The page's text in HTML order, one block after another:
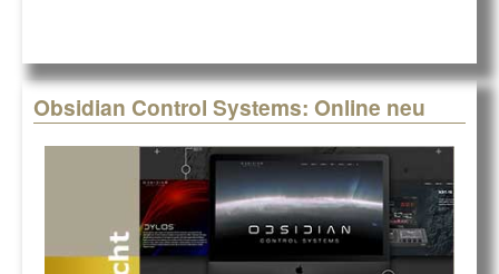
Obsidian Control Systems: Online neu